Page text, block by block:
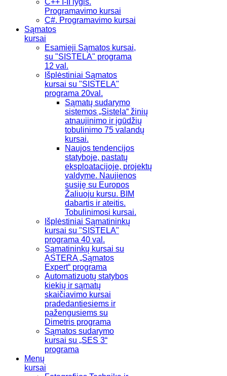
C++ I-II lygis.
Programavimo kursai
C#. Programavimo kursai
Sąmatos
kursai
Esamieji Sąmatos kursai,
su "SISTELA" programa
12 val.
Išplėstiniai Sąmatos
kursai su "SISTELA"
programa 20val.
Sąmatų sudarymo
sistemos „Sistela“ žinių
atnaujinimo ir įgūdžių
tobulinimo 75 valandų
kursai.
Naujos tendencijos
statyboje, pastatų
eksploatacijoje, projektų
valdyme. Naujienos
susiję su Europos
Žaliuoju kursu. BIM
dabartis ir ateitis.
Tobulinimosi kursai.
Išplėstiniai Sąmatininkų
kursai su "SISTELA"
programa 40 val.
Sąmatininkų kursai su
ASTERA „Sąmatos
Expert“ programa
Automatizuotų statybos
kiekių ir sąmatų
skaičiavimo kursai
pradedantiesiems ir
pažengusiems su
Dimetris programa
Sąmatos sudarymo
kursai su „SES 3“
programa
Menų
kursai